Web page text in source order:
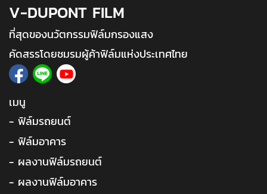
V-DUPONT FILM
ที่สุดของนวัตกรรมฟิล์มกรองแสง
คัดสรรโดยชมรมผู้ค้าฟิล์มแห่งประเทศไทย
เมนู
- ฟิล์มรถยนต์
- ฟิล์มอาคาร
- ผลงานฟิล์มรถยนต์
- ผลงานฟิล์มอาคาร